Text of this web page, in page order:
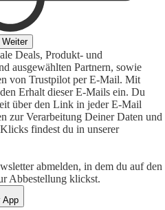
Weiter
Deals, Produkt- und
ausgewählten Partnern, sowie
von Trustpilot per E-Mail. Mit
Erhalt dieser E-Mails ein. Du
über den Link in jeder E-Mail
zur Verarbeitung Deiner Daten und
findest du in unserer
abmelden, in dem du auf den
Abbestellung klickst.
App